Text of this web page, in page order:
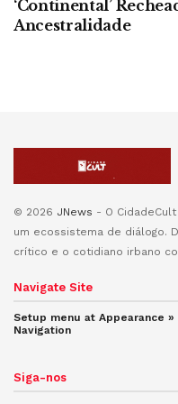
‘Continental’
Ancestralidade
© 2026 JNews - O
um ecossistema de diálogo.
crítico e o cotidiano irbano
Navigate Site
Setup menu at Appearance
Navigation
Siga-nos